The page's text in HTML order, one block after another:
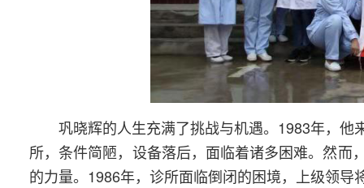
巩晓辉的人生充满了挑战与机遇。1983年，
所，条件简陋，设备落后，面临着诸多困难。然
的力量。1986年，诊所面临倒闭的困境，上级领